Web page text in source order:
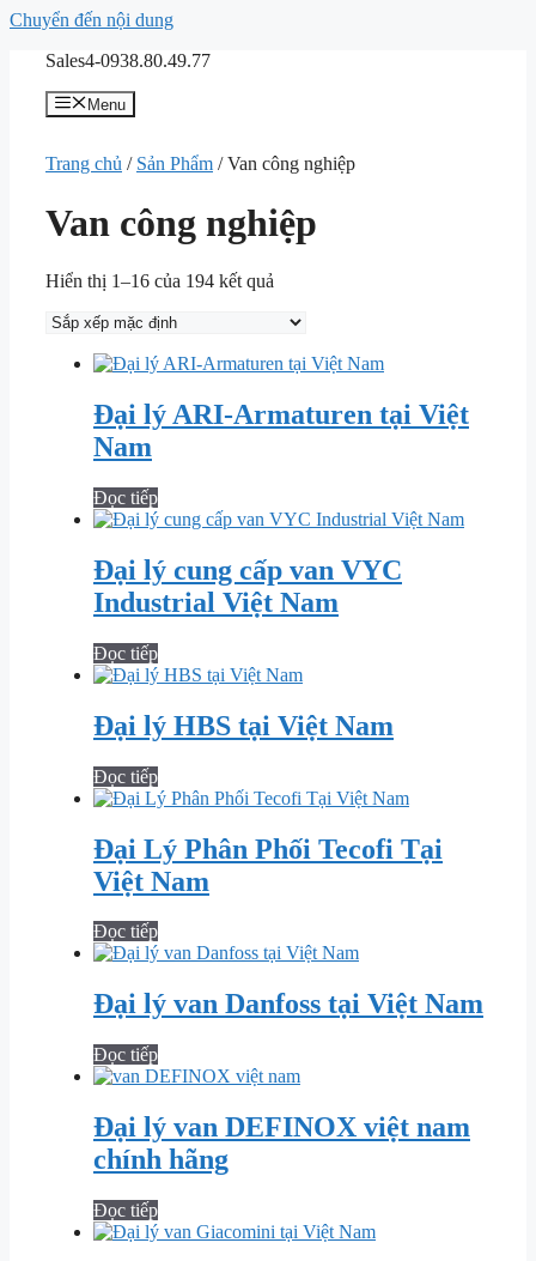
Chuyển đến nội dung
Sales4-0938.80.49.77
Menu
Trang chủ / Sản Phẩm / Van công nghiệp
Van công nghiệp
Hiển thị 1–16 của 194 kết quả
Đại lý ARI-Armaturen tại Việt
Nam
Đọc tiếp
Đại lý cung cấp van VYC
Industrial Việt Nam
Đọc tiếp
Đại lý HBS tại Việt Nam
Đọc tiếp
Đại Lý Phân Phối Tecofi Tại
Việt Nam
Đọc tiếp
Đại lý van Danfoss tại Việt Nam
Đọc tiếp
Đại lý van DEFINOX việt nam
chính hãng
Đọc tiếp